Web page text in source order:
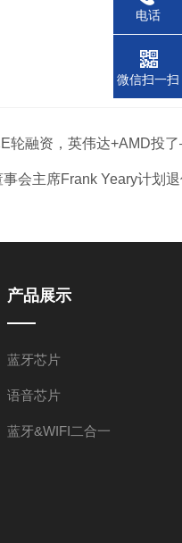
轮融资，英伟达+AMD投
会主席Frank Yeary计划
产品展示
蓝牙芯片
语音芯片
蓝牙&WIFI二合一
电话
微信扫一扫